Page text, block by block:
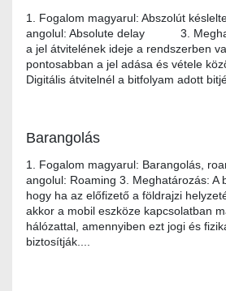
1. Fogalom magyarul: Abszolút
angolul: Absolute delay 3.
a jel átvitelének ideje a rendszerben
pontosabban a jel adása és vétele
Digitális átvitelnél a bitfolyam adott
Barangolás
1. Fogalom magyarul: Barangolás,
angolul: Roaming 3. Meghatározás: A
hogy ha az előfizető a földrajzi
akkor a mobil eszköze kapcsolatban
hálózattal, amennyiben ezt jogi és
biztosítják....